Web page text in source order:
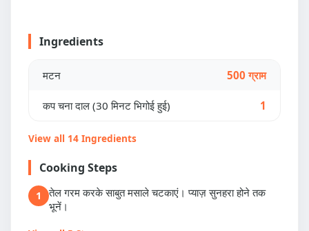
Ingredients
मटन 500 ग्राम
कप चना दाल (30 मिनट भिगोई हुई) 1
View all 14 Ingredients
Cooking Steps
1
तेल गरम करके साबुत मसाले चटकाएं। प्याज़ सुनहरा होने तक
भूनें।